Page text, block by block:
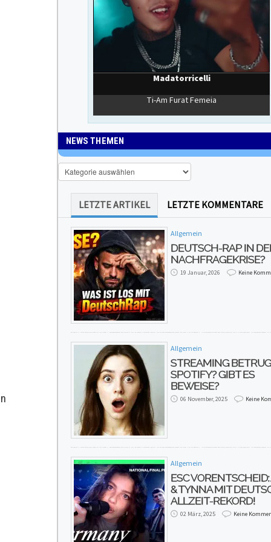
NEWS THEMEN
News
Themen
LETZTE ARTIKEL LETZTE KOMMENTARE
Allgemein
DEUTSCH-RAP IN
NACHFRAGEKRISE?
19 Januar, 2026 Keine
Allgemein
STREAMING
SPOTIFY? GIBT ES
BEWEISE?
06 November, 2025 Keine
Allgemein
ESC
& TYNNA MIT
ALLZEIT-REKORD!
02 März, 2025 Keine